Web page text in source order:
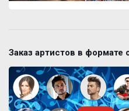
Заказ артистов в формате